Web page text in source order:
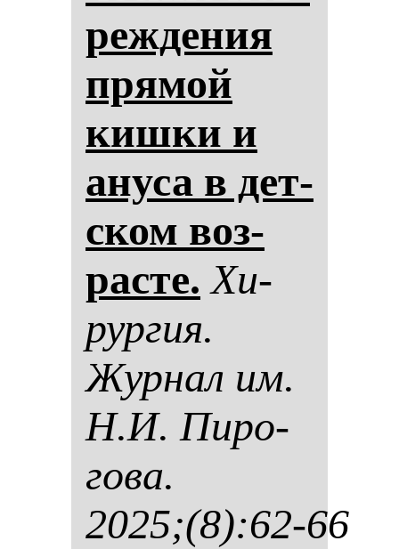
реж­де­ния
пря­мой
киш­ки и
ану­са в дет­
ском воз­
рас­те. Хи­
рур­гия.
Жур­нал им.
Н.И. Пи­ро­
го­ва.
2025;(8):62-66